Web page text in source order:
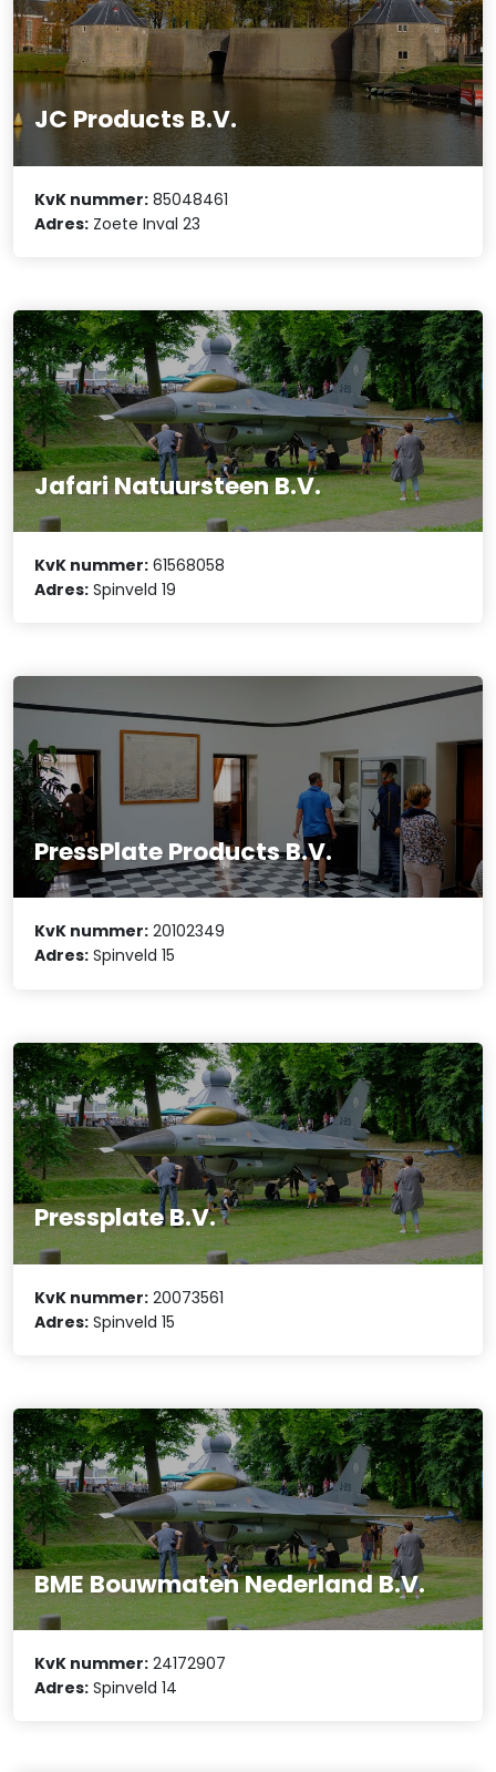
JC Products B.V.
KvK nummer: 85048461
Adres: Zoete Inval 23
Jafari Natuursteen B.V.
KvK nummer: 61568058
Adres: Spinveld 19
PressPlate Products B.V.
KvK nummer: 20102349
Adres: Spinveld 15
Pressplate B.V.
KvK nummer: 20073561
Adres: Spinveld 15
BME Bouwmaten Nederland B.V.
KvK nummer: 24172907
Adres: Spinveld 14